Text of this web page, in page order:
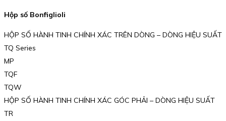
Hộp số Bonfiglioli
HỘP SỐ HÀNH TINH CHÍNH XÁC TRÊN DÒNG – DÒNG HIỆU SUẤT
TQ Series
MP
TQF
TQW
HỘP SỐ HÀNH TINH CHÍNH XÁC GÓC PHẢI – DÒNG HIỆU SUẤT
TR